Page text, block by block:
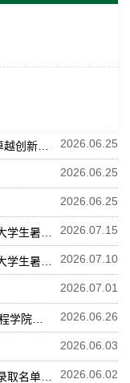
2026.06.25
新班）
2026.06.25
2026.06.25
2026.07.15
告（二）
2026.07.10
令营公告
2026.07.01
2026.06.26
的公示
2026.06.03
2026.06.02
第三批）